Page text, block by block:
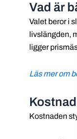
Vad är
Valet beror i
livslängden,
ligger
Läs mer om
Kostnaden